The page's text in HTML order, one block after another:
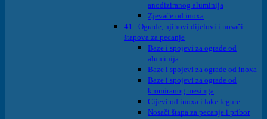
anodiziranog aluminija
Zjevače od inoxa
41 - Ograde, njihovi dijelovi i nosači
štapova za pecanje
Baze i spojevi za ograde od
aluminija
Baze i spojevi za ograde od inoxa
Baze i spojevi za ograde od
kromiranog mesinga
Cijevi od inoxa i lake legure
Nosači štapa za pecanje i pribor